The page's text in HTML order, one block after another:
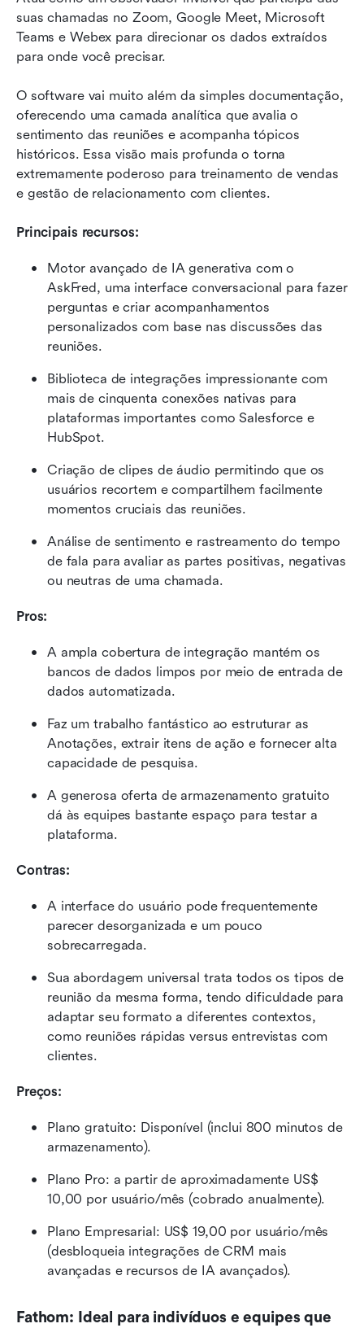
suas chamadas no Zoom, Google Meet, Microsoft
Teams e Webex para direcionar os dados extraídos
para onde você precisar.
O software vai muito além da simples documentação,
oferecendo uma camada analítica que avalia o
sentimento das reuniões e acompanha tópicos
históricos. Essa visão mais profunda o torna
extremamente poderoso para treinamento de vendas
e gestão de relacionamento com clientes.
Principais recursos:
Motor avançado de IA generativa com o
AskFred, uma interface conversacional para fazer
perguntas e criar acompanhamentos
personalizados com base nas discussões das
reuniões.
Biblioteca de integrações impressionante com
mais de cinquenta conexões nativas para
plataformas importantes como Salesforce e
HubSpot.
Criação de clipes de áudio permitindo que os
usuários recortem e compartilhem facilmente
momentos cruciais das reuniões.
Análise de sentimento e rastreamento do tempo
de fala para avaliar as partes positivas, negativas
ou neutras de uma chamada.
Pros:
A ampla cobertura de integração mantém os
bancos de dados limpos por meio de entrada de
dados automatizada.
Faz um trabalho fantástico ao estruturar as
Anotações, extrair itens de ação e fornecer alta
capacidade de pesquisa.
A generosa oferta de armazenamento gratuito
dá às equipes bastante espaço para testar a
plataforma.
Contras:
A interface do usuário pode frequentemente
parecer desorganizada e um pouco
sobrecarregada.
Sua abordagem universal trata todos os tipos de
reunião da mesma forma, tendo dificuldade para
adaptar seu formato a diferentes contextos,
como reuniões rápidas versus entrevistas com
clientes.
Preços:
Plano gratuito: Disponível (inclui 800 minutos de
armazenamento).
Plano Pro: a partir de aproximadamente US$
10,00 por usuário/mês (cobrado anualmente).
Plano Empresarial: US$ 19,00 por usuário/mês
(desbloqueia integrações de CRM mais
avançadas e recursos de IA avançados).
Fathom: Ideal para indivíduos e equipes que